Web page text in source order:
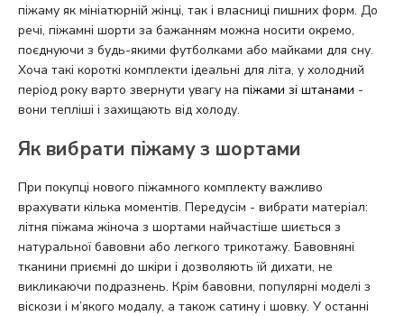
піжаму як мініатюрній жінці, так і власниці пишних форм. До
речі, піжамні шорти за бажанням можна носити окремо,
поєднуючи з будь-якими футболками або майками для сну.
Хоча такі короткі комплекти ідеальні для літа, у холодний
період року варто звернути увагу на піжами зі штанами -
вони тепліші і захищають від холоду.
Як вибрати піжаму з шортами
При покупці нового піжамного комплекту важливо
врахувати кілька моментів. Передусім - вибрати матеріал:
літня піжама жіноча з шортами найчастіше шиється з
натуральної бавовни або легкого трикотажу. Бавовняні
тканини приємні до шкіри і дозволяють їй дихати, не
викликаючи подразнень. Крім бавовни, популярні моделі з
віскози і м’якого модалу, а також сатину і шовку. У останні